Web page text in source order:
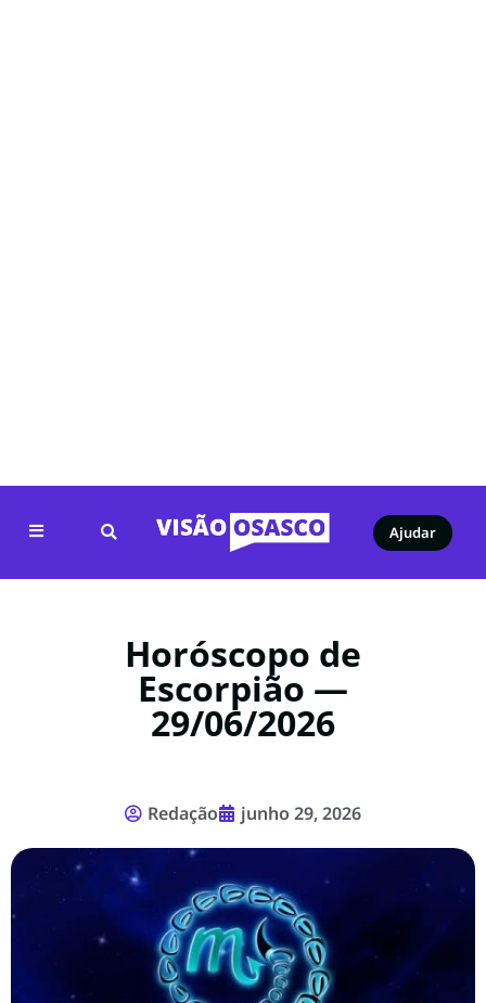
Ajudar
Horóscopo de
Escorpião —
29/06/2026
Redação junho 29, 2026